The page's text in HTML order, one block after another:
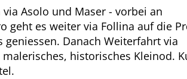
Asolo und Maser - vorbei an
geht es weiter via Follina auf die
Danach Weiterfahrt via
historisches Kleinod.